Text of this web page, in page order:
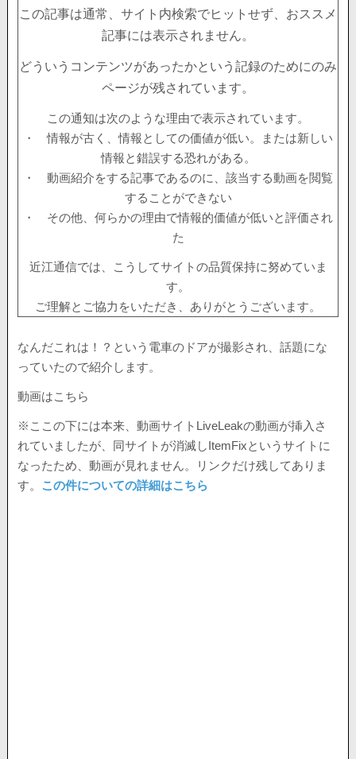
この記事は通常、サイト内検索でヒットせず、おススメ
記事には表示されません。
どういうコンテンツがあったかという記録のためにのみ
ページが残されています。
この通知は次のような理由で表示されています。
・ 情報が古く、情報としての価値が低い。または新しい
情報と錯誤する恐れがある。
・ 動画紹介をする記事であるのに、該当する動画を閲覧
することができない
・ その他、何らかの理由で情報的価値が低いと評価され
た
近江通信では、こうしてサイトの品質保持に努めていま
す。
ご理解とご協力をいただき、ありがとうございます。
なんだこれは！？という電車のドアが撮影され、話題にな
っていたので紹介します。
動画はこちら
※ここの下には本来、動画サイトLiveLeakの動画が挿入さ
れていましたが、同サイトが消滅しItemFixというサイトに
なったため、動画が見れません。リンクだけ残してありま
す。 この件についての詳細はこちら